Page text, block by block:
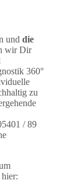
und die
wir Dir
360°
zu
/ 89